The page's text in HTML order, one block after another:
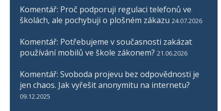
Komentář: Proč podporuji regulaci telefonů ve
školách, ale pochybuji o plošném zákazu 24.07.2026
Komentář: Potřebujeme v současnosti zakázat
používání mobilů ve škole zákonem? 21.06.2026
Komentář: Svoboda projevu bez odpovědnosti je
jen chaos. Jak vyřešit anonymitu na internetu?
09.12.2025